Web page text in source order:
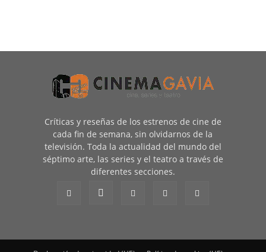
Críticas y reseñas de los estrenos de cine de
cada fin de semana, sin olvidarnos de la
televisión. Toda la actualidad del mundo del
séptimo arte, las series y el teatro a través de
diferentes secciones.